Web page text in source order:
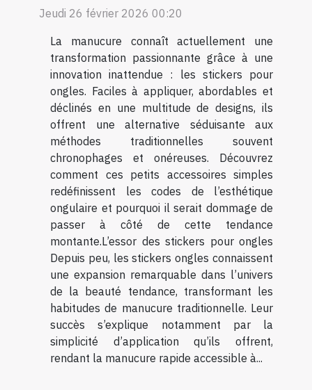
Jeudi 26 février 2026 00:20
La manucure connaît actuellement une
transformation passionnante grâce à une
innovation inattendue : les stickers pour
ongles. Faciles à appliquer, abordables et
déclinés en une multitude de designs, ils
offrent une alternative séduisante aux
méthodes traditionnelles souvent
chronophages et onéreuses. Découvrez
comment ces petits accessoires simples
redéfinissent les codes de l’esthétique
ongulaire et pourquoi il serait dommage de
passer à côté de cette tendance
montante.L’essor des stickers pour ongles
Depuis peu, les stickers ongles connaissent
une expansion remarquable dans l’univers
de la beauté tendance, transformant les
habitudes de manucure traditionnelle. Leur
succès s’explique notamment par la
simplicité d’application qu’ils offrent,
rendant la manucure rapide accessible à...